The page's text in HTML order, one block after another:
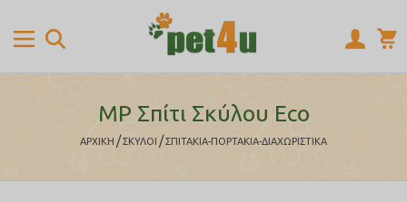
MP Σπίτι Σκύλου Eco
ΑΡΧΙΚΉ /ΣΚΥΛΟΙ /ΣΠΙΤΑΚΙΑ-ΠΟΡΤΑΚΙΑ-ΔΙΑΧΩΡΙΣΤΙΚΑ